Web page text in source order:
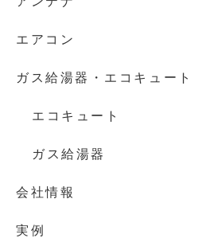
エアコン
ガス給湯器・エコキュート
エコキュート
ガス給湯器
会社情報
実例